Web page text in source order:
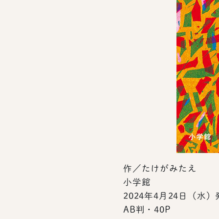
作／たけがみたえ
小学館
2024年4月24日（水）
AB判・40P